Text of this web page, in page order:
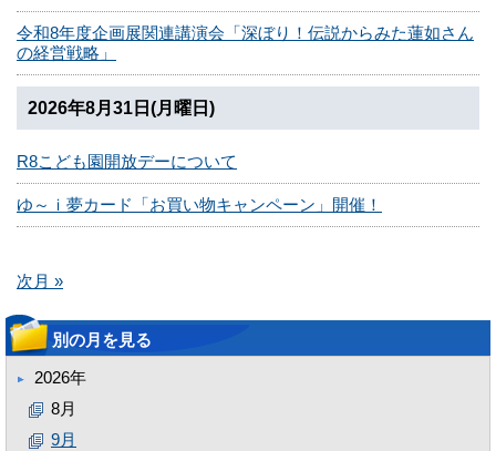
令和8年度企画展関連講演会「深ぼり！伝説からみた蓮如さん
の経営戦略」
2026年8月31日(月曜日)
R8こども園開放デーについて
ゆ～ｉ夢カード「お買い物キャンペーン」開催！
次月 »
別の月を見る
2026年
8月
9月